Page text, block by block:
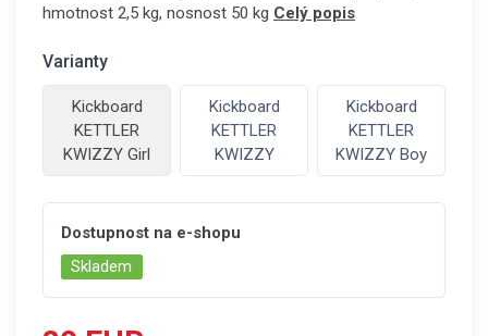
hmotnost 2,5 kg, nosnost 50 kg Celý popis
Varianty
Kickboard
KETTLER
KWIZZY Girl
Kickboard
KETTLER
KWIZZY
Kickboard
KETTLER
KWIZZY Boy
Dostupnost na e-shopu
Skladem